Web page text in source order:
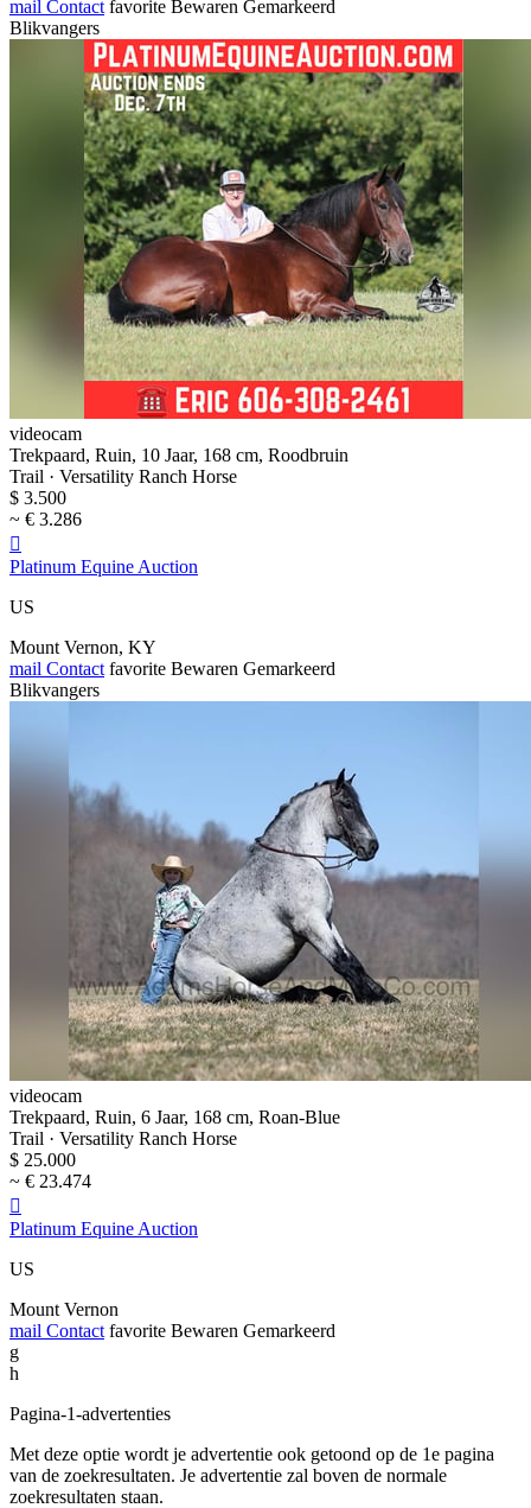
mail Contact favorite Bewaren Gemarkeerd
Blikvangers
videocam
Trekpaard, Ruin, 10 Jaar, 168 cm, Roodbruin
Trail · Versatility Ranch Horse
$ 3.500
~ € 3.286

Platinum Equine Auction
US
Mount Vernon, KY
mail Contact favorite Bewaren Gemarkeerd
Blikvangers
videocam
Trekpaard, Ruin, 6 Jaar, 168 cm, Roan-Blue
Trail · Versatility Ranch Horse
$ 25.000
~ € 23.474

Platinum Equine Auction
US
Mount Vernon
mail Contact favorite Bewaren Gemarkeerd
g
h
Pagina-1-advertenties
Met deze optie wordt je advertentie ook getoond op de 1e pagina
van de zoekresultaten. Je advertentie zal boven de normale
zoekresultaten staan.